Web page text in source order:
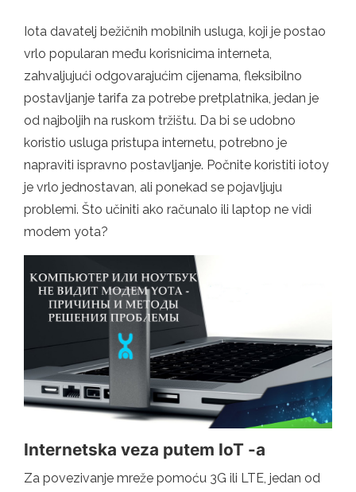
Iota davatelj bežičnih mobilnih usluga, koji je postao
vrlo popularan među korisnicima interneta,
zahvaljujući odgovarajućim cijenama, fleksibilno
postavljanje tarifa za potrebe pretplatnika, jedan je
od najboljih na ruskom tržištu. Da bi se udobno
koristio usluga pristupa internetu, potrebno je
napraviti ispravno postavljanje. Počnite koristiti iotoy
je vrlo jednostavan, ali ponekad se pojavljuju
problemi. Što učiniti ako računalo ili laptop ne vidi
modem yota?
Internetska veza putem IoT -a
Za povezivanje mreže pomoću 3G ili LTE, jedan od